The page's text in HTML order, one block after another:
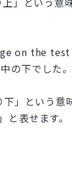
on the
の下でした。
」という意
表せます。